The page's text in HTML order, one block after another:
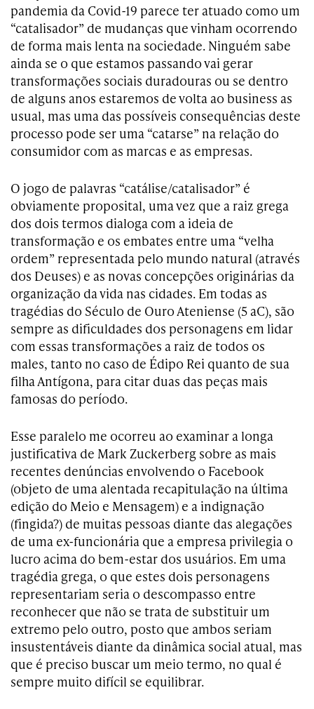
pandemia da Covid-19 parece ter atuado como um
“catalisador” de mudanças que vinham ocorrendo
de forma mais lenta na sociedade. Ninguém sabe
ainda se o que estamos passando vai gerar
transformações sociais duradouras ou se dentro
de alguns anos estaremos de volta ao business as
usual, mas uma das possíveis consequências deste
processo pode ser uma “catarse” na relação do
consumidor com as marcas e as empresas.
O jogo de palavras “catálise/catalisador” é
obviamente proposital, uma vez que a raiz grega
dos dois termos dialoga com a ideia de
transformação e os embates entre uma “velha
ordem” representada pelo mundo natural (através
dos Deuses) e as novas concepções originárias da
organização da vida nas cidades. Em todas as
tragédias do Século de Ouro Ateniense (5 aC), são
sempre as dificuldades dos personagens em lidar
com essas transformações a raiz de todos os
males, tanto no caso de Édipo Rei quanto de sua
filha Antígona, para citar duas das peças mais
famosas do período.
Esse paralelo me ocorreu ao examinar a longa
justificativa de Mark Zuckerberg sobre as mais
recentes denúncias envolvendo o Facebook
(objeto de uma alentada recapitulação na última
edição do Meio e Mensagem) e a indignação
(fingida?) de muitas pessoas diante das alegações
de uma ex-funcionária que a empresa privilegia o
lucro acima do bem-estar dos usuários. Em uma
tragédia grega, o que estes dois personagens
representariam seria o descompasso entre
reconhecer que não se trata de substituir um
extremo pelo outro, posto que ambos seriam
insustentáveis diante da dinâmica social atual, mas
que é preciso buscar um meio termo, no qual é
sempre muito difícil se equilibrar.